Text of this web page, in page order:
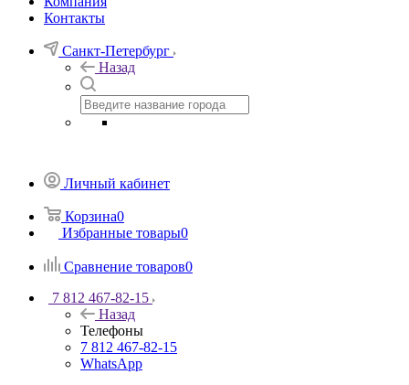
Контакты
Санкт-Петербург
Назад
Личный кабинет
Корзина0
Избранные товары0
Сравнение товаров0
7 812 467-82-15
Назад
Телефоны
7 812 467-82-15
WhatsApp